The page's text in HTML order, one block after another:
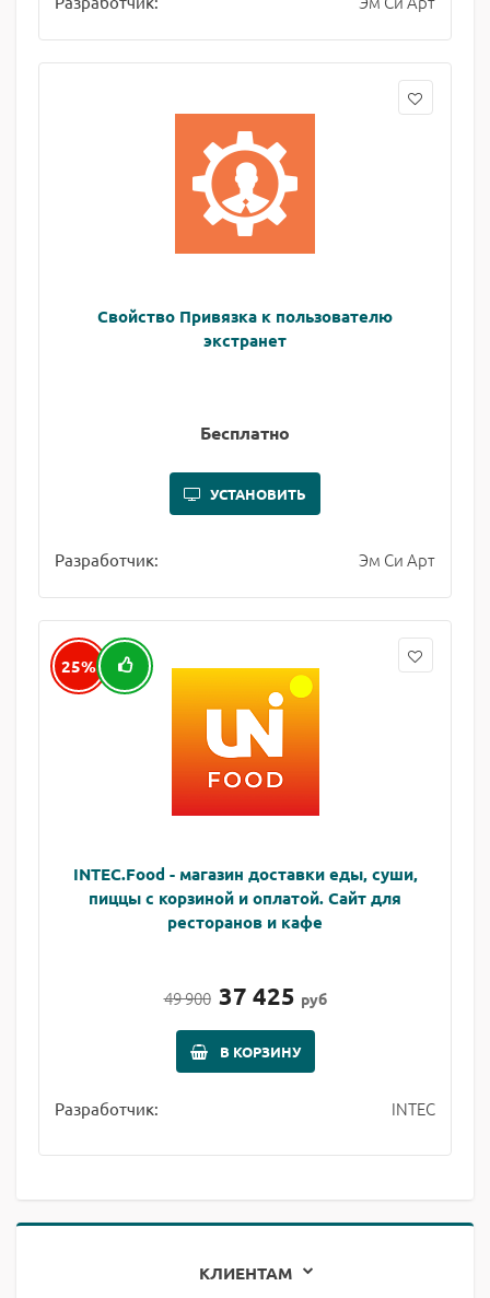
Свойство Привязка к пользователю
экстранет
Бесплатно
УСТАНОВИТЬ
Разработчик: Эм Си Арт
25%
INTEC.Food - магазин доставки еды, суши,
пиццы с корзиной и оплатой. Сайт для
ресторанов и кафе
49 900 37 425 руб
В КОРЗИНУ
Разработчик: INTEC
КЛИЕНТАМ